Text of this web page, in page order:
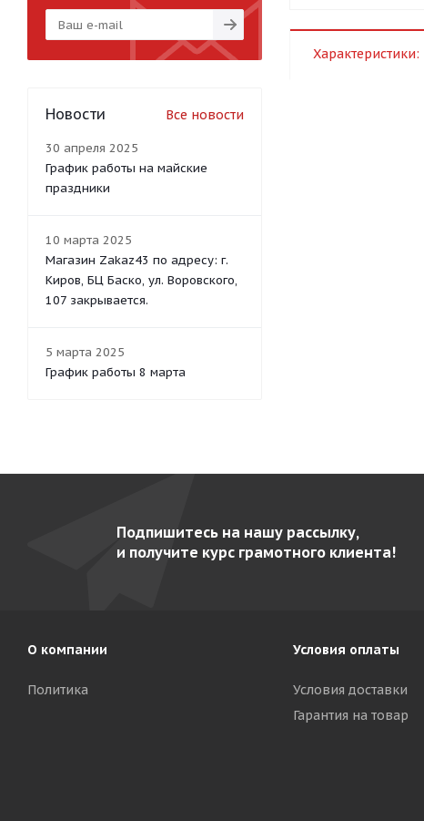
Характеристики:
Новости Все новости
30 апреля 2025
График работы на майские
праздники
10 марта 2025
Магазин Zakaz43 по адресу: г.
Киров, БЦ Баско, ул. Воровского,
107 закрывается.
5 марта 2025
График работы 8 марта
Подпишитесь на нашу рассылку,
и получите курс грамотного клиента!
О компании
Политика
Условия оплаты
Условия доставки
Гарантия на товар